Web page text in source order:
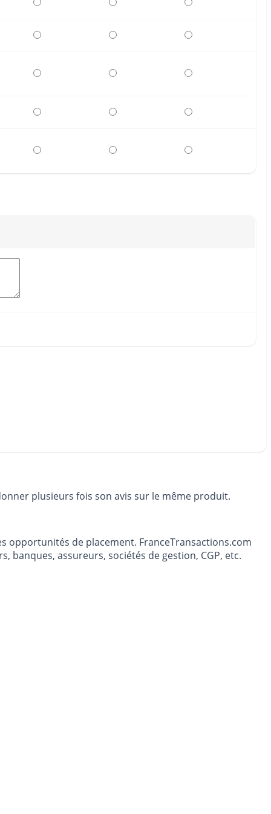
plusieurs fois son avis sur le même produit.
opportunités de placement. FranceTransactions.com
banques, assureurs, sociétés de gestion, CGP, etc.